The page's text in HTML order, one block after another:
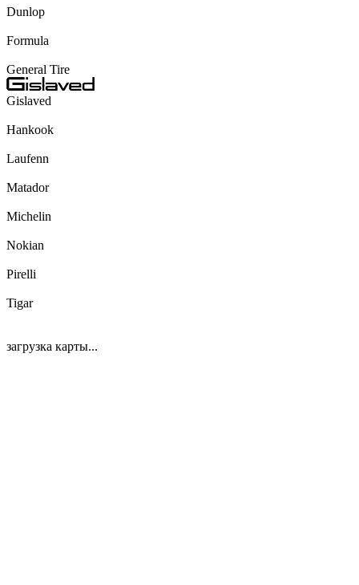
Dunlop
Formula
General Tire
Gislaved
Hankook
Laufenn
Matador
Michelin
Nokian
Pirelli
Tigar
загрузка карты...